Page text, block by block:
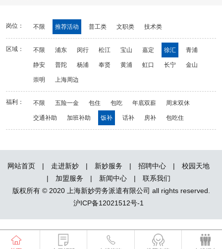
岗位： 不限 推荐活动 普工类 文职类 技术类
区域： 不限 浦东 闵行 松江 宝山 嘉定 徐汇 青浦
静安 普陀 杨浦 奉贤 黄浦 虹口 长宁 金山
崇明 上海周边
福利： 不限 五险一金 包住 包吃 年底双薪 周末双休
交通补助 加班补助 饭补 话补 房补 包吃住
网站首页 | 走进新妙 | 新妙服务 | 招聘中心 |
校园天地
|
加盟服务 | 新闻中心 |
联系我们
版权所有 © 2020 上海新妙劳务派遣有限公司 all rights reserved.
沪ICP备12021512号-1